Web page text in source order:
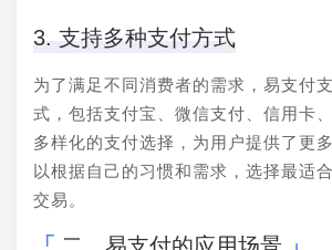
3. 支持多种支付方式
为了满足不同消费者的需求，易支付
式，包括支付宝、微信支付、信用卡
多样化的支付选择，为用户提供了更
以根据自己的习惯和需求，选择最适
交易。